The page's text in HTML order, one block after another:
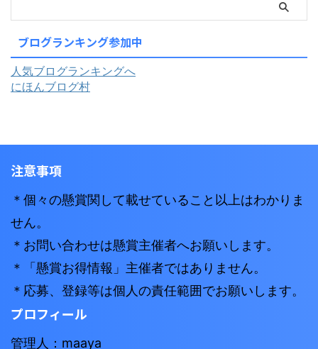
ブログランキング参加中
人気ブログランキングへ
にほんブログ村
注意事項
＊個々の懸賞関して載せていること以上はわかりま
せん。
＊お問い合わせは懸賞主催者へお願いします。
＊「懸賞お得情報」主催者ではありません。
＊応募、登録等は個人の責任範囲でお願いします。
プロフィール
管理人：maaya